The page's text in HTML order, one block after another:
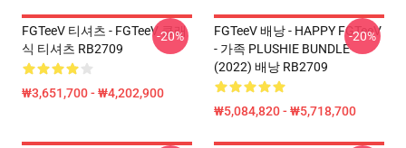
FGTeeV 티셔츠 - FGTeeV 클래
식 티셔츠 RB2709
₩3,651,700 - ₩4,202,900
-20%
FGTeeV 배낭 - HAPPY FGTeeV
- 가족 PLUSHIE BUNDLE
(2022) 배낭 RB2709
₩5,084,820 - ₩5,718,700
-20%